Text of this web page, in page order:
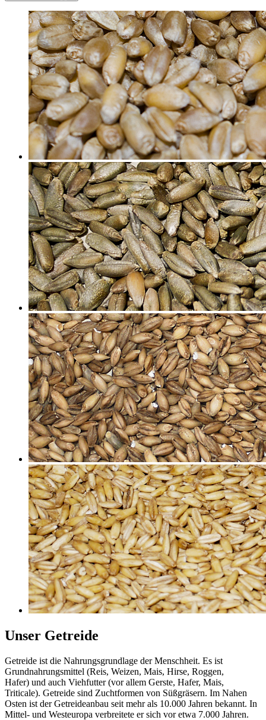
Unser Getreide
Getreide ist die Nahrungsgrundlage der Menschheit. Es ist
Grundnahrungsmittel (Reis, Weizen, Mais, Hirse, Roggen,
Hafer) und auch Viehfutter (vor allem Gerste, Hafer, Mais,
Triticale). Getreide sind Zuchtformen von Süßgräsern. Im Nahen
Osten ist der Getreideanbau seit mehr als 10.000 Jahren bekannt. In
Mittel- und Westeuropa verbreitete er sich vor etwa 7.000 Jahren.